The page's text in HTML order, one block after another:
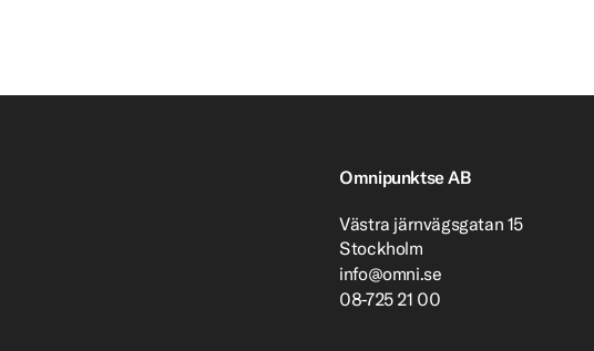
Omnipunktse AB
Västra järnvägsgatan 15
Stockholm
info@omni.se
08-725 21 00